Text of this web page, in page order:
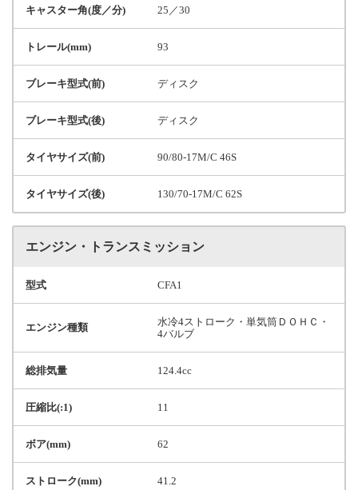
キャスター角(度／分) 25／30
トレール(mm) 93
ブレーキ型式(前) ディスク
ブレーキ型式(後) ディスク
タイヤサイズ(前) 90/80-17M/C 46S
タイヤサイズ(後) 130/70-17M/C 62S
エンジン・トランスミッション
型式 CFA1
エンジン種類
水冷4ストローク・単気筒ＤＯＨＣ・
4バルブ
総排気量 124.4cc
圧縮比(:1) 11
ボア(mm) 62
ストローク(mm) 41.2